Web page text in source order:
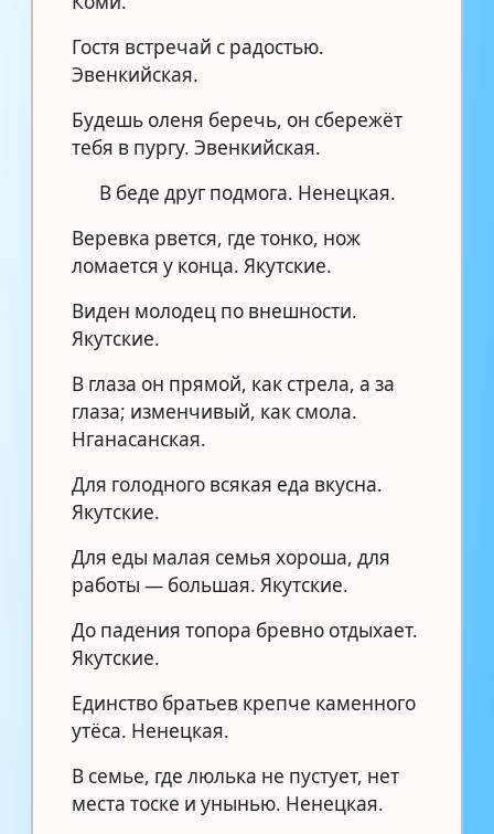
Гостя встречай с радостью.
Эвенкийская.
Будешь оленя беречь, он сбережёт
тебя в пургу. Эвенкийская.
В беде друг подмога. Ненецкая.
Веревка рвется, где тонко, нож
ломается у конца. Якутские.
Виден молодец по внешности.
Якутские.
В глаза он прямой, как стрела, а за
глаза; изменчивый, как смола.
Нганасанская.
Для голодного всякая еда вкусна.
Якутские.
Для еды малая семья хороша, для
работы — большая. Якутские.
До падения топора бревно отдыхает.
Якутские.
Единство братьев крепче каменного
утёса. Ненецкая.
В семье, где люлька не пустует, нет
места тоске и унынью. Ненецкая.